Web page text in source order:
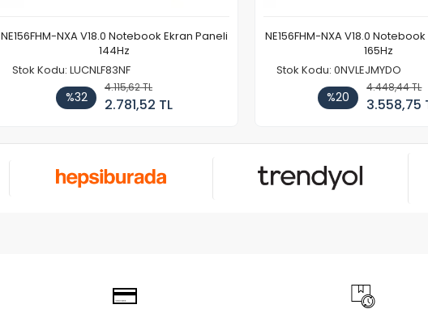
NE156FHM-NXA V18.0 Notebook Ekran Paneli
144Hz
Stok Kodu: LUCNLF83NF
%32
4.115,62 TL
2.781,52 TL
NE156FHM-NXA V18.0
165Hz
Stok Kodu: 0NVLEJMYDO
%20
4.448,44 TL
3.558,75